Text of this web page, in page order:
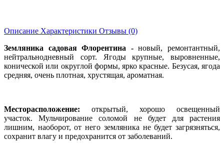
Описание Характеристики Отзывы (0)
Земляника садовая Флорентина -новый, ремонтантный,
нейтральнодневный сорт. Ягоды крупные, выровненные,
конической или округлой формы, ярко красные. Безусая, ягода
средняя, очень плотная, хрустящая, ароматная.
Месторасположение: открытый, хорошо освещенный
участок. Мульчирование соломой не будет для растения
лишним, наоборот, от него земляника не будет загрязняться,
сохранит влагу и предохранится от заболеваний.